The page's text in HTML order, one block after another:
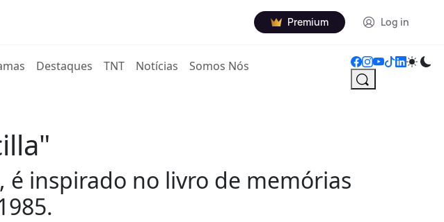
Premium Log in
Destaques TNT Notícias Somos Nós
inspirado no livro de memórias